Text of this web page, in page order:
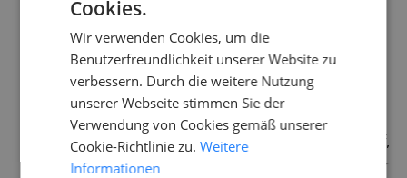
Herstellers.
Die Nutzergruppen umfassen das
medizinische Fachpersonal, das auch bei allen
medizinischen Fachkongressen anwesend ist.
Der „Auftrag“ der Industrie bezieht sich darauf,
dass ein in der Praxis regelmäßig angewandter
Cookies.
Wir verwenden Cookies, um die
Benutzerfreundlichkeit unserer Website zu
verbessern. Durch die weitere Nutzung
unserer Webseite stimmen Sie der
Verwendung von Cookies gemäß unserer
Cookie-Richtlinie zu.Weitere
Informationen